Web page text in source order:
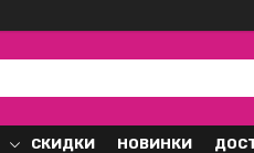
СКИДКИ НОВИНКИ